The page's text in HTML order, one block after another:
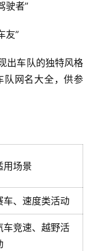
驶者”
友”
出车队的独特风格
队网名大全，供参
用场景
车、速度类活动
车竞速、越野活